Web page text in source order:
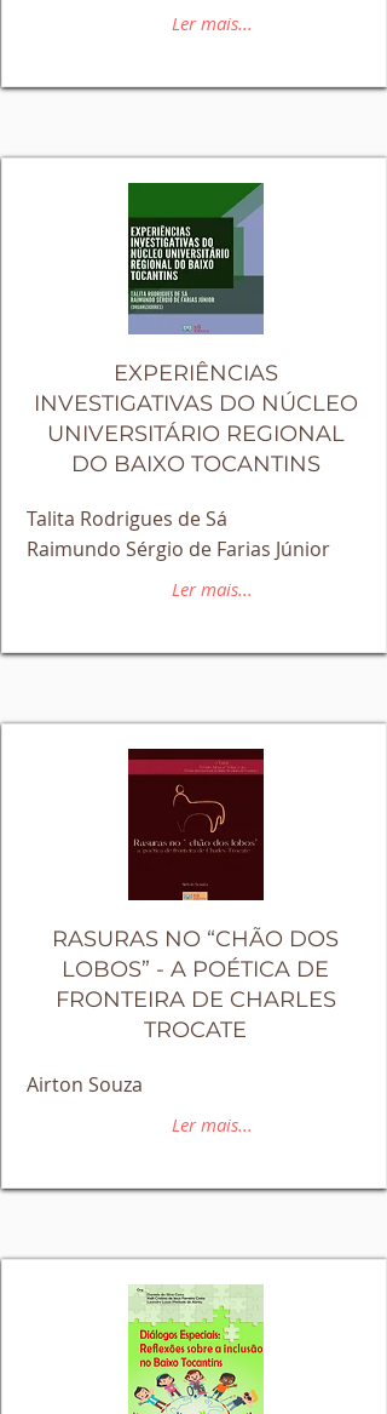
Ler mais...
EXPERIÊNCIAS
INVESTIGATIVAS DO NÚCLEO
UNIVERSITÁRIO REGIONAL
DO BAIXO TOCANTINS
Talita Rodrigues de Sá
Raimundo Sérgio de Farias Júnior
Ler mais...
RASURAS NO “CHÃO DOS
LOBOS” - A POÉTICA DE
FRONTEIRA DE CHARLES
TROCATE
Airton Souza
Ler mais...